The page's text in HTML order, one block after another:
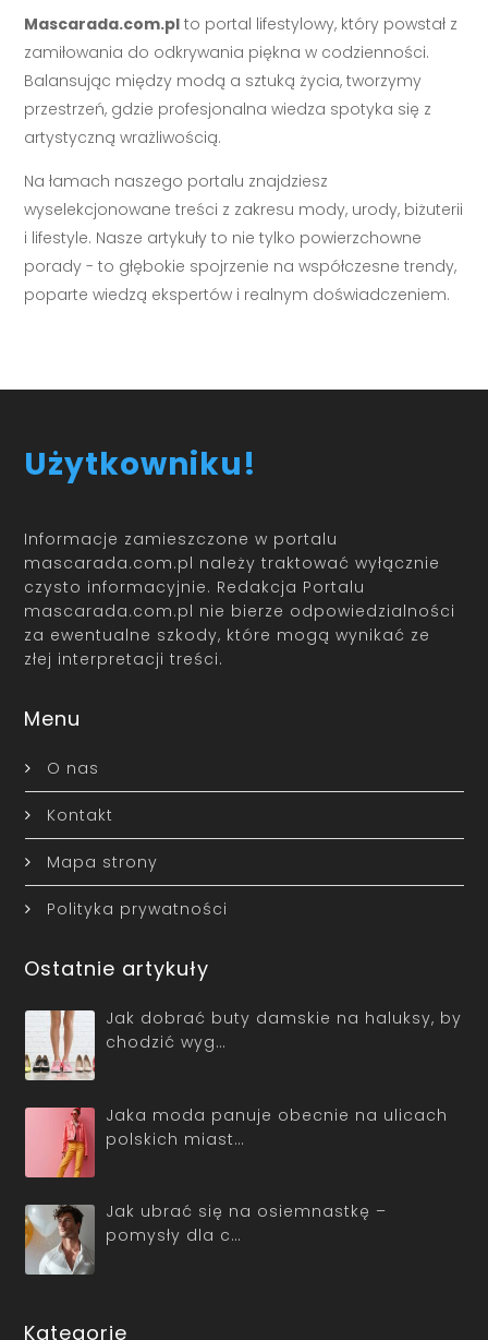
Mascarada.com.pl to portal lifestylowy, który powstał z
zamiłowania do odkrywania piękna w codzienności.
Balansując między modą a sztuką życia, tworzymy
przestrzeń, gdzie profesjonalna wiedza spotyka się z
artystyczną wrażliwością.
Na łamach naszego portalu znajdziesz
wyselekcjonowane treści z zakresu mody, urody, biżuterii
i lifestyle. Nasze artykuły to nie tylko powierzchowne
porady - to głębokie spojrzenie na współczesne trendy,
poparte wiedzą ekspertów i realnym doświadczeniem.
Użytkowniku!
Informacje zamieszczone w portalu
mascarada.com.pl należy traktować wyłącznie
czysto informacyjnie. Redakcja Portalu
mascarada.com.pl nie bierze odpowiedzialności
za ewentualne szkody, które mogą wynikać ze
złej interpretacji treści.
Menu
O nas
Kontakt
Mapa strony
Polityka prywatności
Ostatnie artykuły
Jak dobrać buty damskie na haluksy, by
chodzić wyg…
Jaka moda panuje obecnie na ulicach
polskich miast…
Jak ubrać się na osiemnastkę –
pomysły dla c…
Kategorie